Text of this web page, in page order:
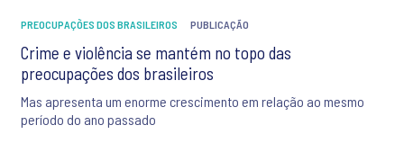
PREOCUPAÇÕES DOS BRASILEIROS PUBLICAÇÃO
Crime e violência se mantém no topo das
preocupações dos brasileiros
Mas apresenta um enorme crescimento em relação ao mesmo
período do ano passado